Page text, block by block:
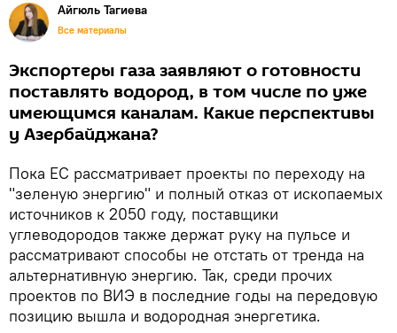
Айгюль Тагиева
Все материалы
Экспортеры газа заявляют о готовности
поставлять водород, в том числе по уже
имеющимся каналам. Какие перспективы
у Азербайджана?
Пока ЕС рассматривает проекты по переходу на
"зеленую энергию" и полный отказ от ископаемых
источников к 2050 году, поставщики
углеводородов также держат руку на пульсе и
рассматривают способы не отстать от тренда на
альтернативную энергию. Так, среди прочих
проектов по ВИЭ в последние годы на передовую
позицию вышла и водородная энергетика.